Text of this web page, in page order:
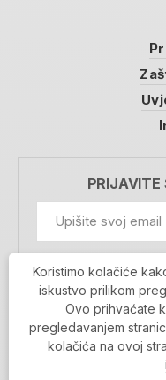
PRIJAVITE
Prihvaćam da se
podataka i koriste
newslettera
Koristimo kolačiće
iskustvo prilikom
Ovo prihvaćate
pregledavanjem
kolačića na ovoj